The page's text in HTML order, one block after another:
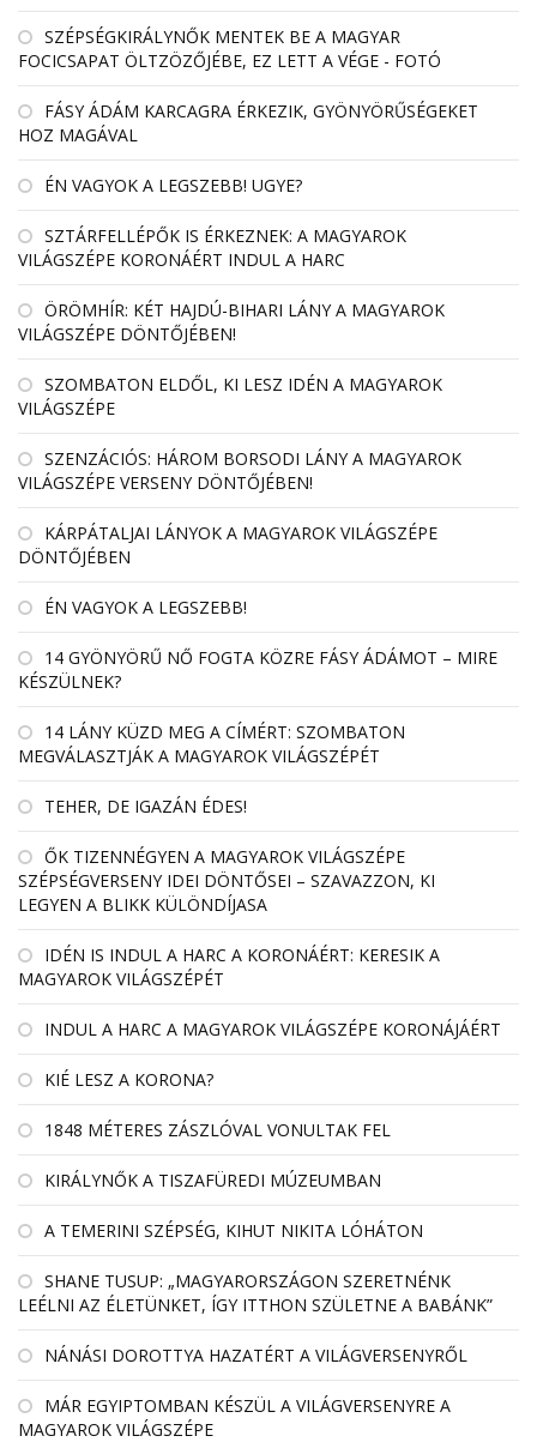
SZÉPSÉGKIRÁLYNŐK MENTEK BE A MAGYAR
FOCICSAPAT ÖLTZÖZŐJÉBE, EZ LETT A VÉGE - FOTÓ
FÁSY ÁDÁM KARCAGRA ÉRKEZIK, GYÖNYÖRŰSÉGEKET
HOZ MAGÁVAL
ÉN VAGYOK A LEGSZEBB! UGYE?
SZTÁRFELLÉPŐK IS ÉRKEZNEK: A MAGYAROK
VILÁGSZÉPE KORONÁÉRT INDUL A HARC
ÖRÖMHÍR: KÉT HAJDÚ-BIHARI LÁNY A MAGYAROK
VILÁGSZÉPE DÖNTŐJÉBEN!
SZOMBATON ELDŐL, KI LESZ IDÉN A MAGYAROK
VILÁGSZÉPE
SZENZÁCIÓS: HÁROM BORSODI LÁNY A MAGYAROK
VILÁGSZÉPE VERSENY DÖNTŐJÉBEN!
KÁRPÁTALJAI LÁNYOK A MAGYAROK VILÁGSZÉPE
DÖNTŐJÉBEN
ÉN VAGYOK A LEGSZEBB!
14 GYÖNYÖRŰ NŐ FOGTA KÖZRE FÁSY ÁDÁMOT – MIRE
KÉSZÜLNEK?
14 LÁNY KÜZD MEG A CÍMÉRT: SZOMBATON
MEGVÁLASZTJÁK A MAGYAROK VILÁGSZÉPÉT
TEHER, DE IGAZÁN ÉDES!
ŐK TIZENNÉGYEN A MAGYAROK VILÁGSZÉPE
SZÉPSÉGVERSENY IDEI DÖNTŐSEI – SZAVAZZON, KI
LEGYEN A BLIKK KÜLÖNDÍJASA
IDÉN IS INDUL A HARC A KORONÁÉRT: KERESIK A
MAGYAROK VILÁGSZÉPÉT
INDUL A HARC A MAGYAROK VILÁGSZÉPE KORONÁJÁÉRT
KIÉ LESZ A KORONA?
1848 MÉTERES ZÁSZLÓVAL VONULTAK FEL
KIRÁLYNŐK A TISZAFÜREDI MÚZEUMBAN
A TEMERINI SZÉPSÉG, KIHUT NIKITA LÓHÁTON
SHANE TUSUP: „MAGYARORSZÁGON SZERETNÉNK
LEÉLNI AZ ÉLETÜNKET, ÍGY ITTHON SZÜLETNE A BABÁNK”
NÁNÁSI DOROTTYA HAZATÉRT A VILÁGVERSENYRŐL
MÁR EGYIPTOMBAN KÉSZÜL A VILÁGVERSENYRE A
MAGYAROK VILÁGSZÉPE